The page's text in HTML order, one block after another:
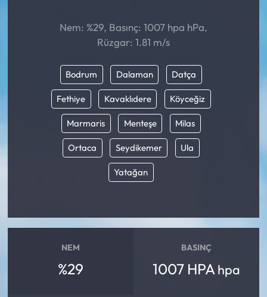
Nem: %29, Basınç: 1007 hpa hPa,
Rüzgar: 1.81 m/s
Bodrum Dalaman Datça
Fethiye Kavaklıdere Köyceğiz
Marmaris Menteşe Milas
Ortaca Seydikemer Ula
Yatağan
NEM
%29
BASINÇ
1007 HPA hpa
Kültür Sanat
Laçin Haberleri
Magazin
Mecitözü Haberleri
Ortaköy Haberleri
Osmancık Haberleri